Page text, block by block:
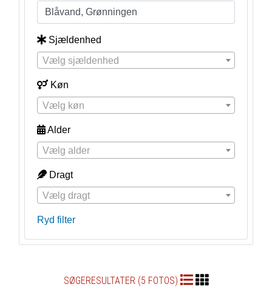
Sjældenhed
Vælg sjældenhed
Køn
Vælg køn
Alder
Vælg alder
Dragt
Vælg dragt
Ryd filter
SØGERESULTATER (5 FOTOS)